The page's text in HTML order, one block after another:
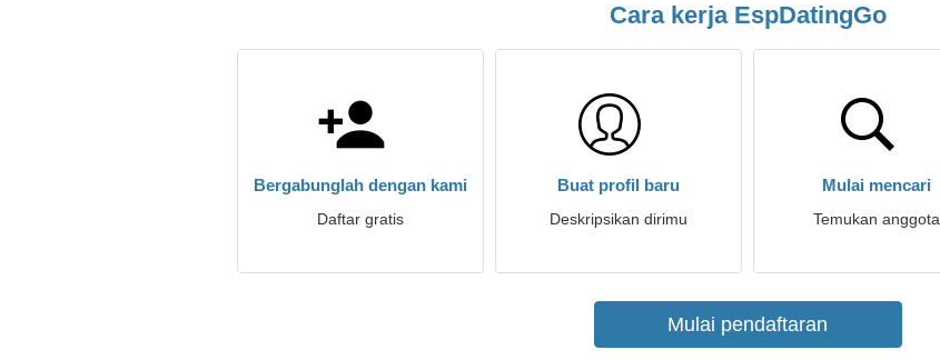
Cara kerja EspDatingGo
Bergabunglah dengan kami
Daftar gratis
Buat profil baru
Deskripsikan dirimu
Mulai mencari
Temukan anggota
Mulai pendaftaran